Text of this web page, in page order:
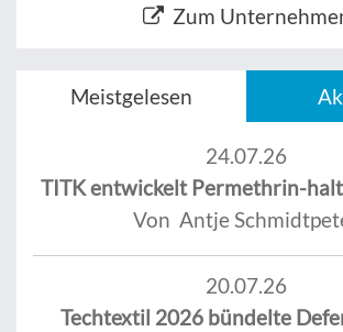
Zum
Meistgelesen
24.07.26
TITK entwickelt Permethrin-
Von Antje
20.07.26
Techtextil 2026 bündelte